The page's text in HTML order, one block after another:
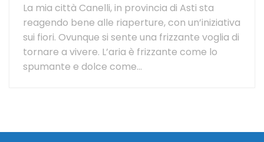
La mia città Canelli, in provincia di Asti sta
reagendo bene alle riaperture, con un’iniziativa
sui fiori. Ovunque si sente una frizzante voglia di
tornare a vivere. L’aria è frizzante come lo
spumante e dolce come...